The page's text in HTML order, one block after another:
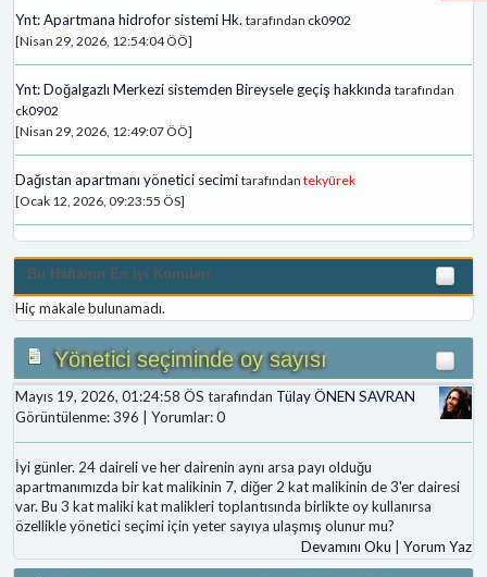
Ynt: Apartmana hidrofor sistemi Hk. tarafından ck0902
[Nisan 29, 2026, 12:54:04 ÖÖ]
Ynt: Doğalgazlı Merkezi sistemden Bireysele geçiş hakkında tarafından
ck0902
[Nisan 29, 2026, 12:49:07 ÖÖ]
Dağıstan apartmanı yönetici secimi tarafından tekyürek
[Ocak 12, 2026, 09:23:55 ÖS]
Bu Haftanın En iyi Konuları
Hiç makale bulunamadı.
Yönetici seçiminde oy sayısı
Mayıs 19, 2026, 01:24:58 ÖS tarafından Tülay ÖNEN SAVRAN
Görüntülenme: 396 | Yorumlar: 0
İyi günler. 24 daireli ve her dairenin aynı arsa payı olduğu
apartmanımızda bir kat malikinin 7, diğer 2 kat malikinin de 3'er dairesi
var. Bu 3 kat maliki kat malikleri toplantısında birlikte oy kullanırsa
özellikle yönetici seçimi için yeter sayıya ulaşmış olunur mu?
Devamını Oku
Yorum Yaz